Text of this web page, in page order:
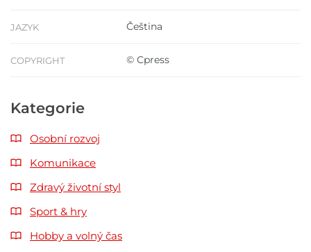
JAZYK Čeština
COPYRIGHT © Cpress
Kategorie
Osobní rozvoj
Komunikace
Zdravý životní styl
Sport & hry
Hobby a volný čas